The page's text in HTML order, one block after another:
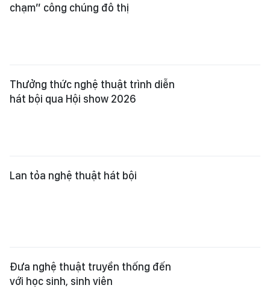
chạm” công chúng đô thị
Thưởng thức nghệ thuật trình diễn
hát bội qua Hội show 2026
Lan tỏa nghệ thuật hát bội
Đưa nghệ thuật truyền thống đến
với học sinh, sinh viên